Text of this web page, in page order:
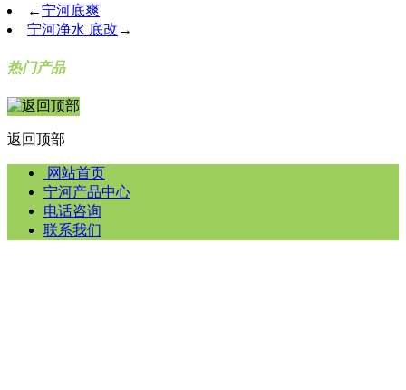
←宁河底爽
宁河净水 底改 →
热门产品
返回顶部
网站首页
宁河产品中心
电话咨询
联系我们